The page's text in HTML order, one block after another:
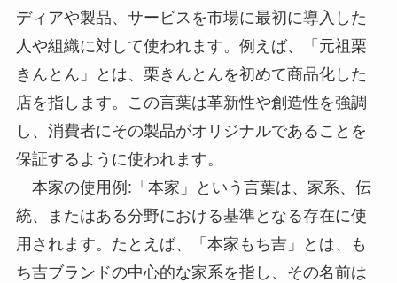
ディアや製品、サービスを市場に最初に導入した
人や組織に対して使われます。例えば、「元祖栗
きんとん」とは、栗きんとんを初めて商品化した
店を指します。この言葉は革新性や創造性を強調
し、消費者にその製品がオリジナルであることを
保証するように使われます。
本家の使用例:「本家」という言葉は、家系、伝
統、またはある分野における基準となる存在に使
用されます。たとえば、「本家もち吉」とは、も
ち吉ブランドの中心的な家系を指し、その名前は